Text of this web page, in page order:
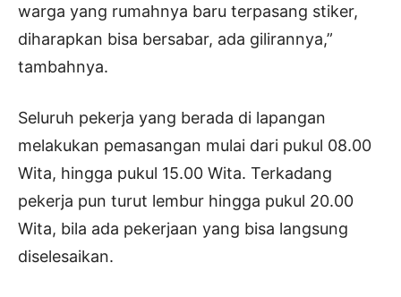
warga yang rumahnya baru terpasang stiker,
diharapkan bisa bersabar, ada gilirannya,”
tambahnya.
Seluruh pekerja yang berada di lapangan
melakukan pemasangan mulai dari pukul 08.00
Wita, hingga pukul 15.00 Wita. Terkadang
pekerja pun turut lembur hingga pukul 20.00
Wita, bila ada pekerjaan yang bisa langsung
diselesaikan.